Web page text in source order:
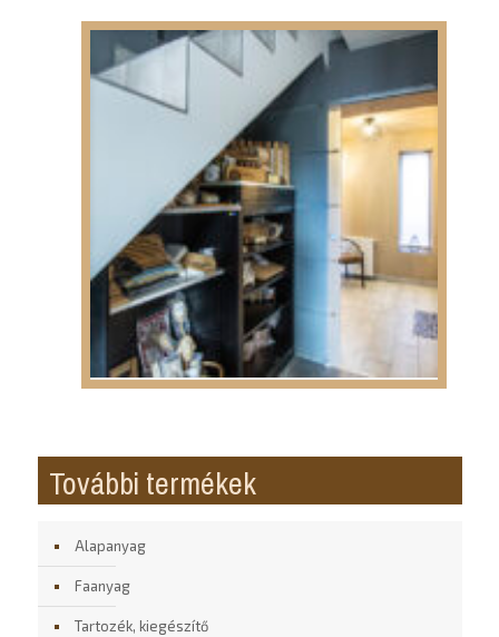
További termékek
Alapanyag
Faanyag
Tartozék, kiegészítő